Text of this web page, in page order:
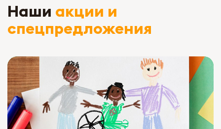
Наши акции и
спецпредложения